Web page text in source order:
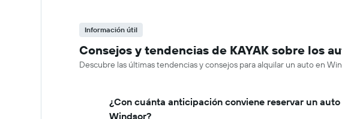
Información útil
Consejos y tendencias de KAYAK sobre los
Descubre las últimas tendencias y consejos para alquilar un auto en
¿Con cuánta anticipación conviene reservar un
Windsor?